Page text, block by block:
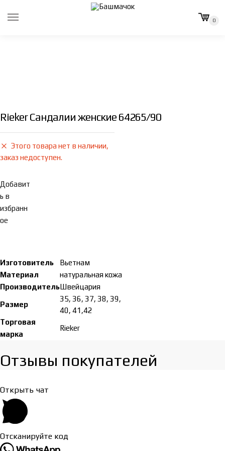
0
Rieker Сандалии женские 64265/90
Этого товара нет в наличии,
заказ недоступен.
Добавит
ь в
избранн
ое
Изготовитель
Вьетнам
Материал
натуральная кожа
ПроизводительШвейцария
Размер
35, 36, 37, 38, 39,
40, 41,42
Торговая
марка
Rieker
Отзывы покупателей​
Открыть чат
Отсканируйте код